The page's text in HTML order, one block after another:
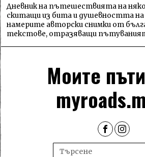
Дневник на пътешествията на
скитащи из бита и душевността на
намерите авторски снимки от
текстове, отразяващи
Моите